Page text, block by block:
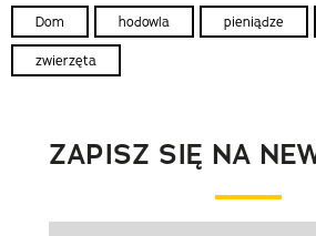
Dom hodowla pieniądze
zwierzęta
ZAPISZ SIĘ NA